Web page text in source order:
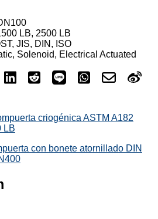
LB, 2500 LB
JIS, DIN, ISO
Solenoid, Electrical Actuated
criogénica ASTM A182
LB
con bonete atornillado DIN